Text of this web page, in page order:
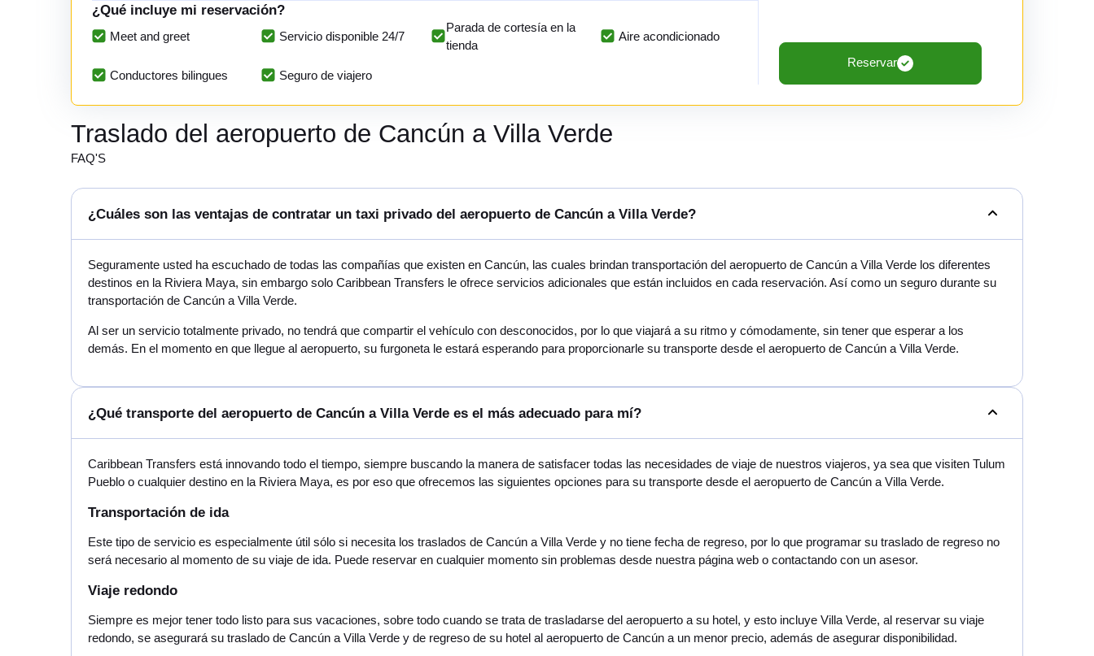
¿Qué incluye mi reservación?
Meet and greet Servicio disponible 24/7
Parada de cortesía en la
tienda
Aire acondicionado
Conductores bilingues Seguro de viajero
Reservar
Traslado del aeropuerto de Cancún a Villa Verde
FAQ'S
¿Cuáles son las ventajas de contratar un taxi privado del aeropuerto de Cancún a Villa Verde?
Seguramente usted ha escuchado de todas las compañías que existen en Cancún, las cuales brindan transportación del aeropuerto de Cancún a Villa Verde los diferentes
destinos en la Riviera Maya, sin embargo solo Caribbean Transfers le ofrece servicios adicionales que están incluidos en cada reservación. Así como un seguro durante su
transportación de Cancún a Villa Verde.
Al ser un servicio totalmente privado, no tendrá que compartir el vehículo con desconocidos, por lo que viajará a su ritmo y cómodamente, sin tener que esperar a los
demás. En el momento en que llegue al aeropuerto, su furgoneta le estará esperando para proporcionarle su transporte desde el aeropuerto de Cancún a Villa Verde.
¿Qué transporte del aeropuerto de Cancún a Villa Verde es el más adecuado para mí?
Caribbean Transfers está innovando todo el tiempo, siempre buscando la manera de satisfacer todas las necesidades de viaje de nuestros viajeros, ya sea que visiten Tulum
Pueblo o cualquier destino en la Riviera Maya, es por eso que ofrecemos las siguientes opciones para su transporte desde el aeropuerto de Cancún a Villa Verde.
Transportación de ida
Este tipo de servicio es especialmente útil sólo si necesita los traslados de Cancún a Villa Verde y no tiene fecha de regreso, por lo que programar su traslado de regreso no
será necesario al momento de su viaje de ida. Puede reservar en cualquier momento sin problemas desde nuestra página web o contactando con un asesor.
Viaje redondo
Siempre es mejor tener todo listo para sus vacaciones, sobre todo cuando se trata de trasladarse del aeropuerto a su hotel, y esto incluye Villa Verde, al reservar su viaje
redondo, se asegurará su traslado de Cancún a Villa Verde y de regreso de su hotel al aeropuerto de Cancún a un menor precio, además de asegurar disponibilidad.